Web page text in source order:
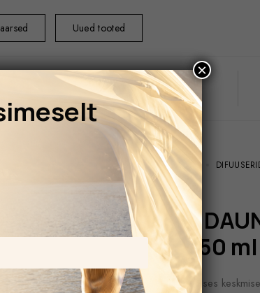
Uued tooted
ESILEHT KODULÕHNAD
Medium 250 ml
DANHERA DAUNIA Aroomidiffusor
Medium 250 ml
Parfüüm DAUNIA ikoonilises
×